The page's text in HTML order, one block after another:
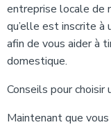
entreprise locale de
qu’elle est inscrite à
afin de vous aider à
domestique.
Conseils pour
Maintenant que